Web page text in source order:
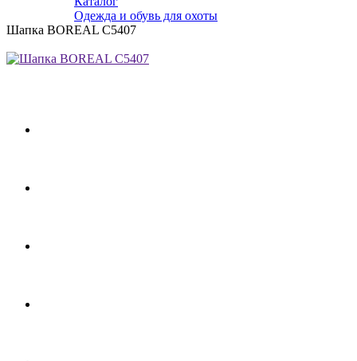
Одежда и обувь для охоты
Шапка BOREAL С5407